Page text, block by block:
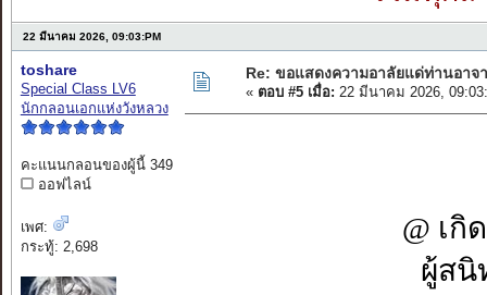
22 มีนาคม 2026, 09:03:PM
toshare
Special Class LV6
นักกลอนเอกแห่งวังหลวง
คะแนนกลอนของผู้นี้ 349
ออฟไลน์
เพศ:
กระทู้: 2,698
Re: ขอแสดงความอาลัยแด่ท่านอาจ
« ตอบ #5 เมื่อ: 22 มีนาคม 2026,
@ เกิ
ผู้สนิ